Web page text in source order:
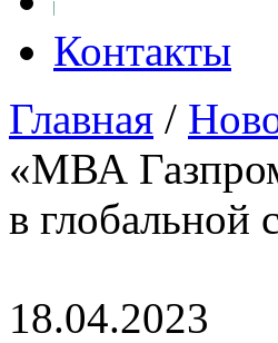
Контакты
Главная /
«МВА
в глобальной
18.04.2023